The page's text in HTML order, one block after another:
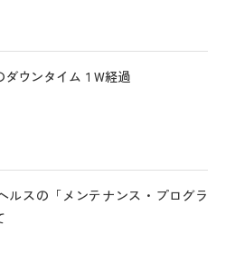
ダウンタイム１W経過
ルスの「メンテナンス・プログラ